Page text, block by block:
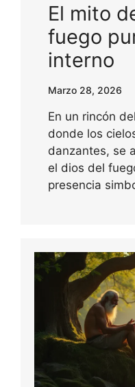
El mito
fuego
interno
Marzo 28, 2026
En un rincón
donde los
danzantes, se
el dios del
presencia